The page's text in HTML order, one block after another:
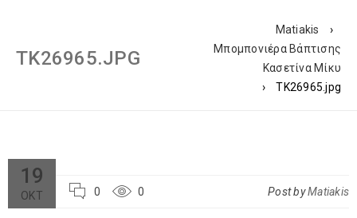
TK26965.JPG
Matiakis
›
Μπομπονιέρα Βάπτισης
Κασετίνα Μίκυ
›
TK26965.jpg
19
ΟΚΤ 0 0 Post byMatiakis